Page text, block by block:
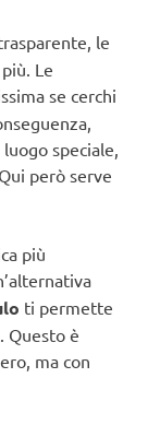
le
Le
se cerchi
speciale,
però serve
più
ti permette
Questo è
ma con